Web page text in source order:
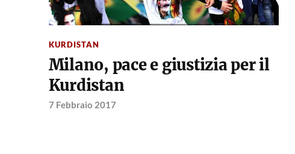
KURDISTAN
Milano, pace e giustizia per il
Kurdistan
7 Febbraio 2017